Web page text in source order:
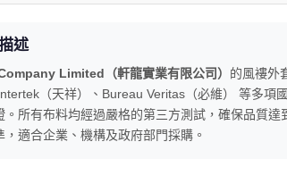
述
Limited（軒龍實業有限公司） 的風褸外
（天祥）、Bureau Veritas（必維） 等多項
。所有布料均經過嚴格的第三方測試，確保品質達
，適合企業、機構及政府部門採購。